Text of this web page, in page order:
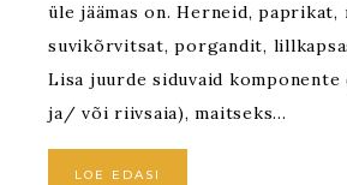
üle jäämas on. Herneid, paprikat,
suvikõrvitsat, porgandit,
Lisa juurde siduvaid komponente
ja/ või riivsaia), maitseks…
LOE EDASI